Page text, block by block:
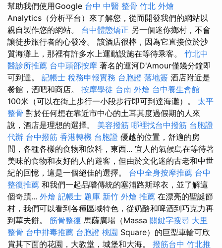
幫助我們使用Google 台中 中醫 整骨 竹北 外燴
Analytics（分析平台）來了解您，從而開發我們的網站以
親自製作您的網站。 台中體態矯正 另一個迷你鄉村，不會
讓徒步旅行者的心發冷。 該酒店很棒，因為它直接位於沙
質海灘上，那裡有許多水上運動設施在等待乘客。 竹北中
醫診所推薦 台中頭部按摩 著名的運河D'Amour僅幾分鐘即
可到達。 記帳士 稅務申報實務 台胞證 落地簽 酒店附近是
餐館，酒吧和商店。 按摩學徒 台南 外燴 台中養生會館
100米（可以在街上步行一小段步行即可到達海灘）。 太平
整骨 對於任何想在靠近市中心的土耳其度過假期的人來
說，酒店是理想的選擇。 美容撥筋 哪裡找台中撥筋 台胞證
代辦 台中撥筋 香港轉機 台胞證 優越的位置，舒適的房
間，各種各樣的食物和飲料，東西... 宜人的氣候島在等待著
美味的食物和友好的人的遊客，但由於文化迷的古老和中世
紀的回憶，這是一個絕佳的選擇。 台中全身按摩推薦 台中
整復推薦 和我們一起品嚐傳統的塞浦路斯球衣，並了解這
個奇蹟... 外燴 記帳士 題庫 新竹 外燴 推薦 在漂亮的聖誕節
村，我們可以看到各種區域特色，從奶酪和啤酒到巧克力再
到華夫餅。 筋骨整復 馬薩廣場（Massa 關鍵字搜尋 大里
整骨 台中排毒推薦 台胞證 桃園 Square）的巨型車輪可欣
賞其下面的花園，大教堂，城堡和大海。 撥筋台中 竹北推